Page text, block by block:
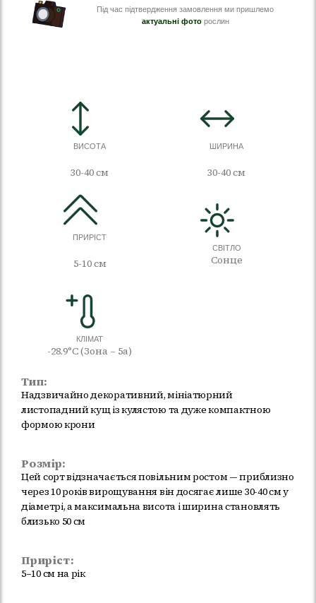
Під час підтвердження замовлення ми пришлемо
актуальні фоторослин
ВИСОТА
30-40 см
ШИРИНА
30-40 см
ПРИРІСТ
5-10 см
СВІТЛО
Сонце
КЛІМАТ
-28.9°C (Зона – 5а)
Тип:
Надзвичайно декоративний, мініатюрний
листопадний кущ із кулястою та дуже компактною
формою крони
Розмір:
Цей сорт відзначається повільним ростом — приблизно
через 10 років вирощування він досягає лише 30-40 см у
діаметрі, а максимальна висота і ширина становлять
близько 50 см
Приріст:
5–10 см на рік